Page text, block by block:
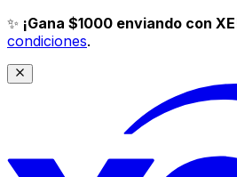
✨ ¡Gana $1000 enviando con
condiciones.